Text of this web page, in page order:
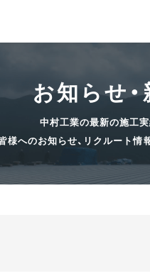
お知らせ
中村工業の最新の施工
様へのお知らせ、リクルート情